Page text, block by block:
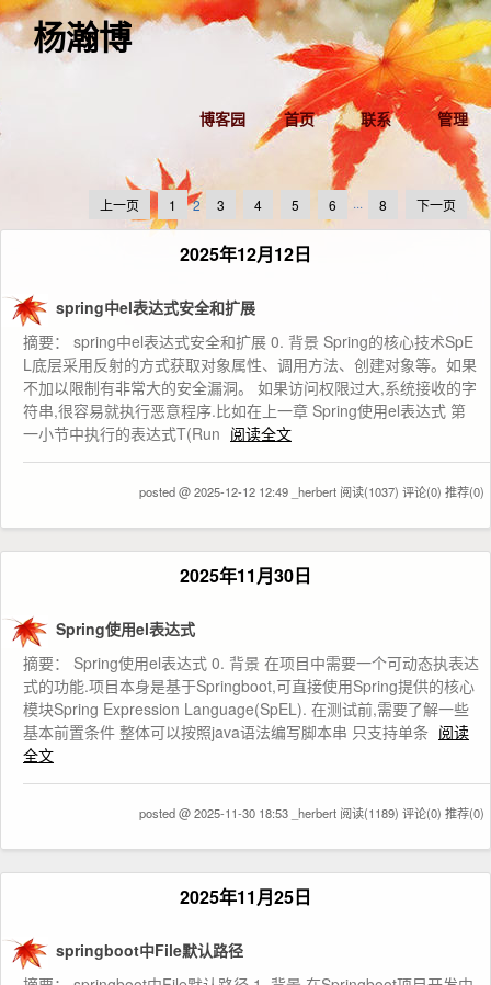
杨瀚博
博客园 首页 联系 管理
上一页 1 2 3 4 5 6 ··· 8 下一页
2025年12月12日
spring中el表达式安全和扩展
摘要： spring中el表达式安全和扩展 0. 背景 Spring的核心技术SpE
L底层采用反射的方式获取对象属性、调用方法、创建对象等。如果
不加以限制有非常大的安全漏洞。 如果访问权限过大,系统接收的字
符串,很容易就执行恶意程序.比如在上一章 Spring使用el表达式 第
一小节中执行的表达式T(Run 阅读全文
posted @ 2025-12-12 12:49 _herbert 阅读(1037) 评论(0) 推荐(0)
2025年11月30日
Spring使用el表达式
摘要： Spring使用el表达式 0. 背景 在项目中需要一个可动态执表达
式的功能.项目本身是基于Springboot,可直接使用Spring提供的核心
模块Spring Expression Language(SpEL). 在测试前,需要了解一些
基本前置条件 整体可以按照java语法编写脚本串 只支持单条 阅读
全文
posted @ 2025-11-30 18:53 _herbert 阅读(1189) 评论(0) 推荐(0)
2025年11月25日
springboot中File默认路径